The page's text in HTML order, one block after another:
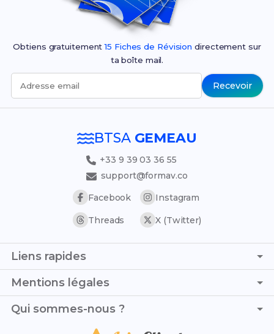
Obtiens gratuitement15 Fiches de Révision directement sur
ta boîte mail.
Adresse email Recevoir
BTSA GEMEAU
+33 9 39 03 36 55
support@formav.co
Facebook
Instagram
Threads X (Twitter)
Liens rapides
Page d'accueil
Simulateur de notes
Trouver son stage
Trouver son alternance
Mentions légales
C.G.V. - C.G.U.
Qui sommes-nous ?